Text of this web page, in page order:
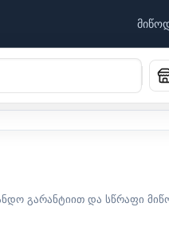
გარანტიით და სწრაფი